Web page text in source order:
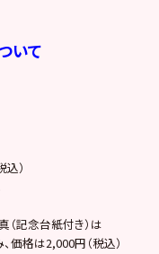
いて
）
記念台紙付き）は
格は2,000円（税込）